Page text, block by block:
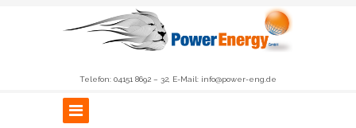
Telefon: 04151 8692 – 32, E-Mail: info@power-eng.de